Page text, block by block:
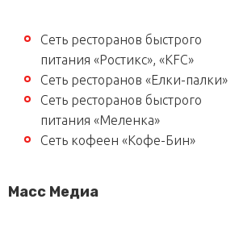
Сеть ресторанов быстрого
питания «Ростикс», «KFC»
Сеть ресторанов «Елки-палки»
Сеть ресторанов быстрого
питания «Меленка»
Сеть кофеен «Кофе-Бин»
Масс Медиа